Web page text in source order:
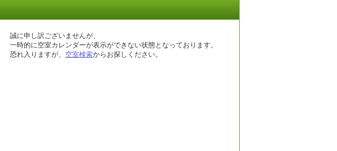
誠に申し訳ございませんが、
一時的に空室カレンダーが表示ができない状態となっております。
恐れ入りますが、 空室検索からお探しください。